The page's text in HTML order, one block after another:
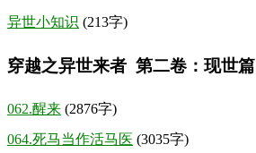
异世小知识 (213字)
穿越之异世来者 第二卷：现世篇
062.醒来 (2876字)
064.死马当作活马医 (3035字)